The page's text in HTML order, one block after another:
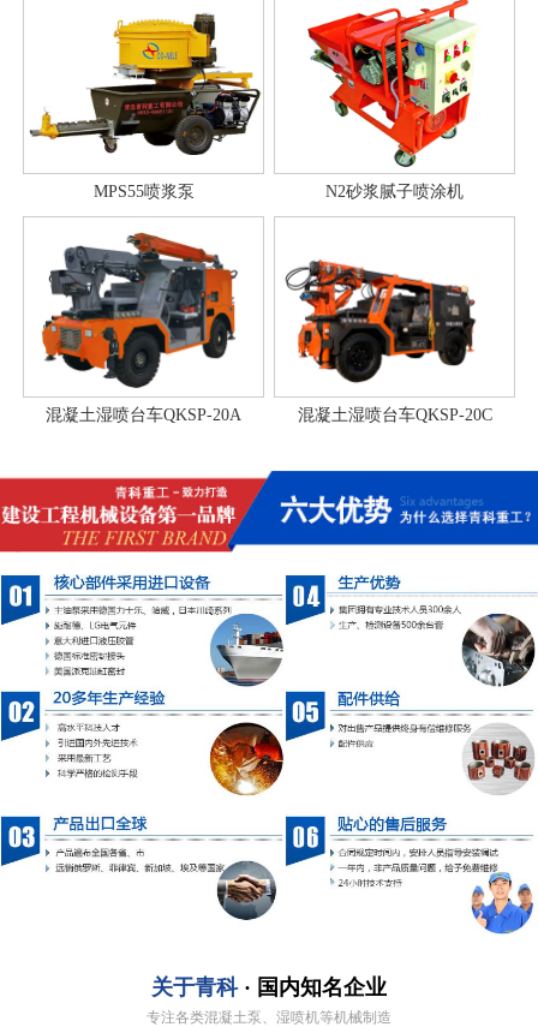
MPS55喷浆泵 N2砂浆腻子喷涂机
混凝土湿喷台车QKSP-20A 混凝土湿喷台车QKSP-20C
关于青科· 国内知名企业
专注各类混凝土泵、湿喷机等机械制造